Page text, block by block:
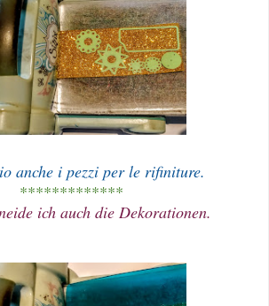
anche i pezzi per le rifiniture.
*************
ich auch die Dekorationen.